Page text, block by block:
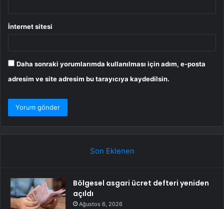
İnternet sitesi
Daha sonraki yorumlarımda kullanılması için adım, e-posta
adresim ve site adresim bu tarayıcıya kaydedilsin.
Son Eklenen
Bölgesel asgari ücret defteri yeniden
açıldı
Ağustos 6, 2026